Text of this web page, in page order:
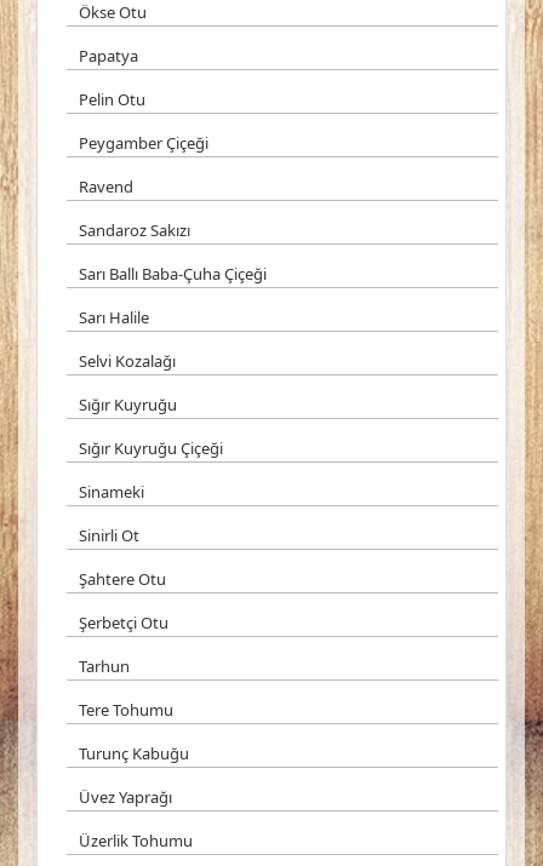
Ökse Otu
Papatya
Pelin Otu
Peygamber Çiçeği
Ravend
Sandaroz Sakızı
Sarı Ballı Baba-Çuha Çiçeği
Sarı Halile
Selvi Kozalağı
Sığır Kuyruğu
Sığır Kuyruğu Çiçeği
Sinameki
Sinirli Ot
Şahtere Otu
Şerbetçi Otu
Tarhun
Tere Tohumu
Turunç Kabuğu
Üvez Yaprağı
Üzerlik Tohumu